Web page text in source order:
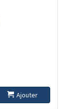
Ajouter